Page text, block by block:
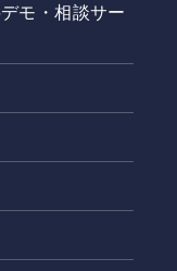
モ・相談サー